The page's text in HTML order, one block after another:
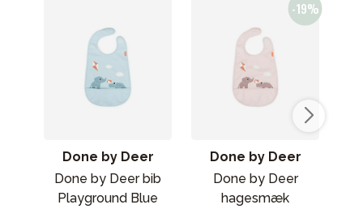
Done by Deer
Done by Deer bib
Playground Blue
Done by Deer
Done by Deer
hagesmæk